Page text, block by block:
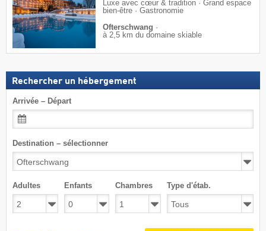
Luxe avec cœur & tradition · Grand espace
bien-être · Gastronomie
Ofterschwang ·
à 2,5 km du domaine skiable
Rechercher un hébergement
Arrivée – Départ
Destination – sélectionner
Adultes Enfants Chambres Type d'étab.